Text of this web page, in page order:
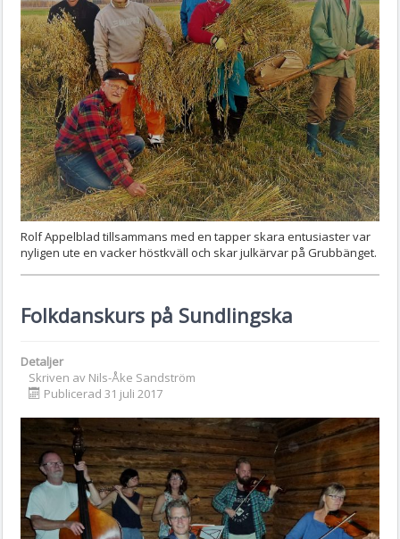
Rolf Appelblad tillsammans med en tapper skara entusiaster var
nyligen ute en vacker höstkväll och skar julkärvar på Grubbänget.
Folkdanskurs på Sundlingska
Detaljer
Skriven av Nils-Åke Sandström
Publicerad 31 juli 2017